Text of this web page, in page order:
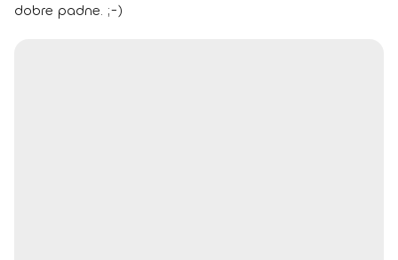
dobre padne. ;-)